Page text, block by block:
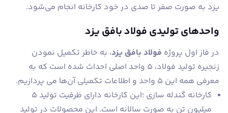
یزد به صورت صفر تا صدی در خود کارخانه انجام می‌شود.
واحدهای تولیدی فولاد بافق یزد
در فاز اول پروژه فولاد بافق یزد، به خاطر تکمیل نمودن
زنجیره تولید فولاد، 5 واحد اصلی احداث شده است که به
معرفی همه این 5 واحد و اطلاعات تکمیلی آن‌ها می پردازیم.
کارخانه گندله سازی ؛این کارخانه دارای ظرفیت تولید 5
میلیون تن به صورت سالانه است. این محصولات در تولید